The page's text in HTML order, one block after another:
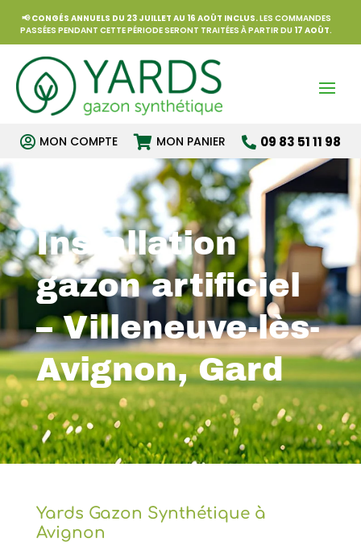
📢CONGÉS ANNUELS DU 23 JUILLET AU 16 AOÛT INCLUS.LES COMMANDES
PASSÉES PENDANT CETTE PÉRIODE SERONT TRAITÉES À PARTIR DU 17 AOÛT.
 MON COMPTE  MON PANIER  09 83 51 11 98
Installation
gazon artificiel
– Villeneuve-lès-
Avignon, Gard
Yards Gazon Synthétique à
Avignon